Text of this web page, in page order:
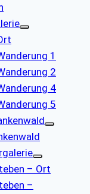
1
2
4
5
– Ort
–